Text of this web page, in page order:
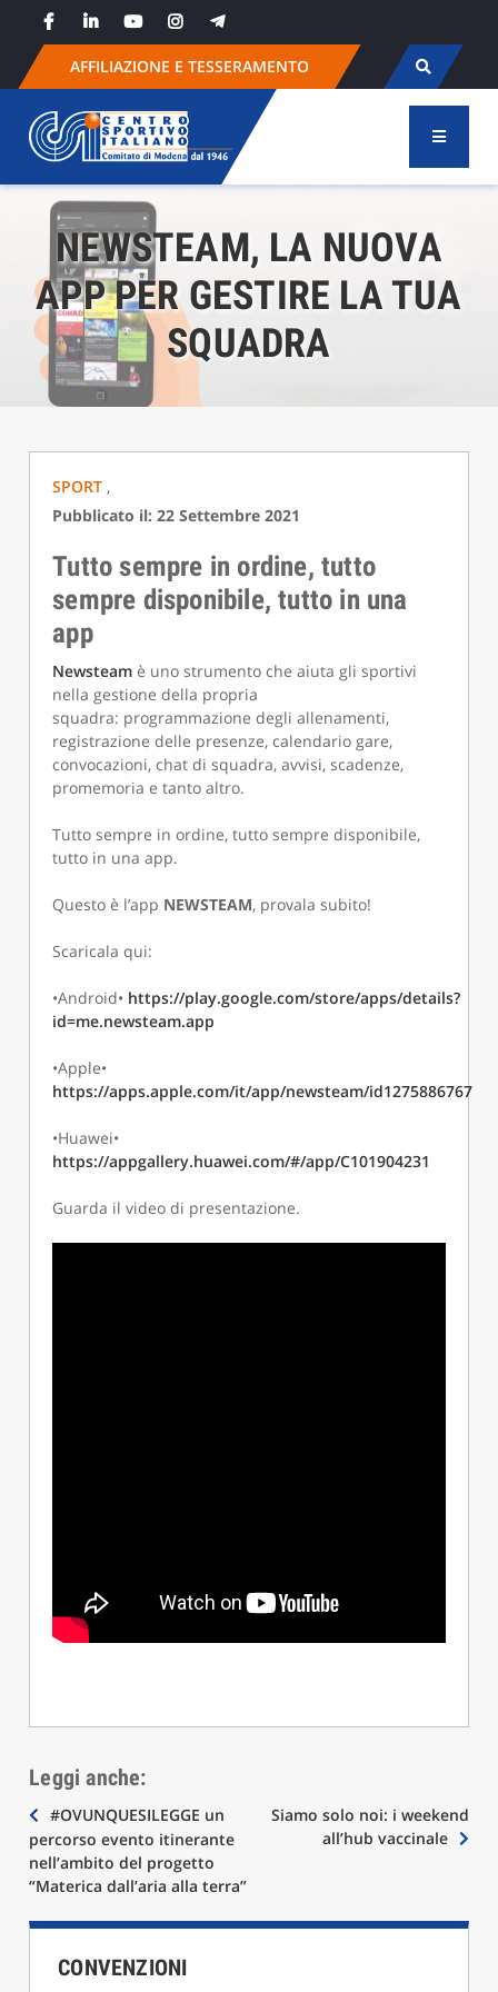
content
AFFILIAZIONE E TESSERAMENTO
NEWSTEAM, LA NUOVA
APP PER GESTIRE LA TUA
SQUADRA
SPORT ,
Pubblicato il: 22 Settembre 2021
Tutto sempre in ordine, tutto
sempre disponibile, tutto in una
app
Newsteam è uno strumento che aiuta gli sportivi
nella gestione della propria
squadra: programmazione degli allenamenti,
registrazione delle presenze, calendario gare,
convocazioni, chat di squadra, avvisi, scadenze,
promemoria e tanto altro.
Tutto sempre in ordine, tutto sempre disponibile,
tutto in una app.
Questo è l’app NEWSTEAM, provala subito!
Scaricala qui:
•Android• https://play.google.com/store/apps/details?
id=me.newsteam.app
•Apple•
https://apps.apple.com/it/app/newsteam/id1275886767
•Huawei•
https://appgallery.huawei.com/#/app/C101904231
Guarda il video di presentazione.
Leggi anche:
Navigazione
articoli
#OVUNQUESILEGGE un
percorso evento itinerante
nell’ambito del progetto
“Materica dall’aria alla terra”
Siamo solo noi: i weekend
all’hub vaccinale
CONVENZIONI